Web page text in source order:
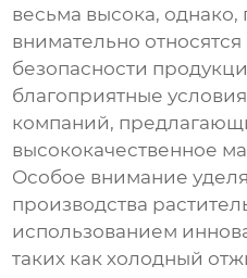
весьма высока,
внимательно относятся
безопасности
благоприятные
компаний,
высококачественное
Особое внимание
производства
использованием
таких как холодный